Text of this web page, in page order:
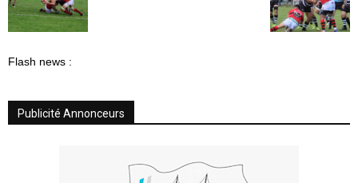
Flash news :
Publicité Annonceurs